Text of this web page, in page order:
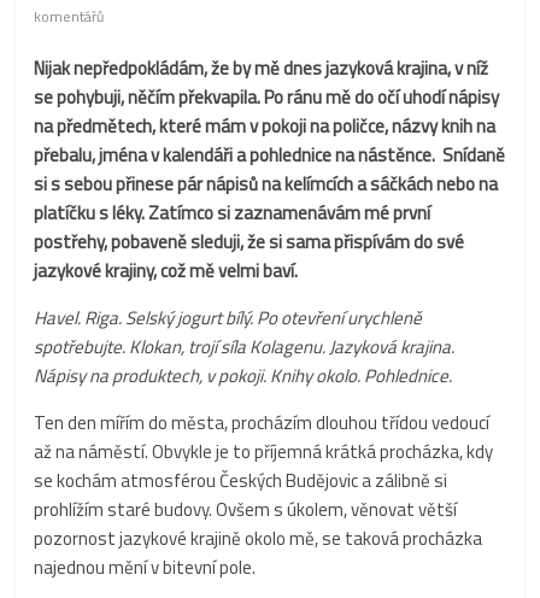
komentářů
Nijak nepředpokládám, že by mě dnes jazyková krajina, v níž
se pohybuji, něčím překvapila. Po ránu mě do očí uhodí nápisy
na předmětech, které mám v pokoji na poličce, názvy knih na
přebalu, jména v kalendáři a pohlednice na nástěnce. Snídaně
si s sebou přinese pár nápisů na kelímcích a sáčkách nebo na
platíčku s léky. Zatímco si zaznamenávám mé první
postřehy, pobaveně sleduji, že si sama přispívám do své
jazykové krajiny, což mě velmi baví.
Havel. Riga. Selský jogurt bílý. Po otevření urychleně
spotřebujte. Klokan, trojí síla Kolagenu. Jazyková krajina.
Nápisy na produktech, v pokoji. Knihy okolo. Pohlednice.
Ten den mířím do města, procházím dlouhou třídou vedoucí
až na náměstí. Obvykle je to příjemná krátká procházka, kdy
se kochám atmosférou Českých Budějovic a zálibně si
prohlížím staré budovy. Ovšem s úkolem, věnovat větší
pozornost jazykové krajině okolo mě, se taková procházka
najednou mění v bitevní pole.